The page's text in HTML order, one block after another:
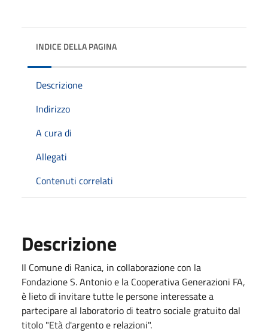
INDICE DELLA PAGINA
Descrizione
Indirizzo
A cura di
Allegati
Contenuti correlati
Descrizione
Il Comune di Ranica, in collaborazione con la
Fondazione S. Antonio e la Cooperativa Generazioni FA,
è lieto di invitare tutte le persone interessate a
partecipare al laboratorio di teatro sociale gratuito dal
titolo "Età d'argento e relazioni".